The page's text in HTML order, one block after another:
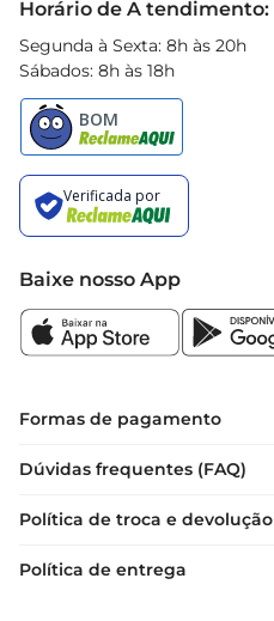
Horário de A tendimento:
Segunda à Sexta: 8h às 20h
Sábados: 8h às 18h
Baixe nosso App
Formas de pagamento
Dúvidas frequentes (FAQ)
Política de troca e devolução
Política de entrega